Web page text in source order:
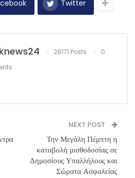
Twitter
28171 Posts
0
NEXT POST
Την Μεγάλη Πέμπτη η
καταβολή μισθοδοσίας σε
Δημοσίους Υπαλλήλους και
Σώματα Ασφαλείας